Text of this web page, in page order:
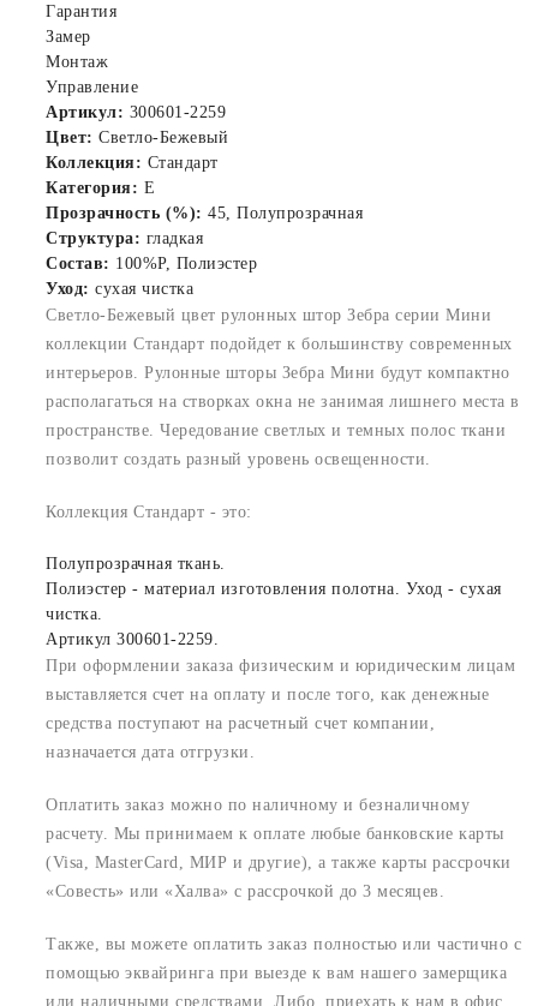
Гарантия
Замер
Монтаж
Управление
Артикул: 300601-2259
Цвет: Светло-Бежевый
Коллекция: Стандарт
Категория: E
Прозрачность (%): 45, Полупрозрачная
Структура: гладкая
Состав: 100%P, Полиэстер
Уход: сухая чистка
Светло-Бежевый цвет рулонных штор Зебра серии Мини
коллекции Стандарт подойдет к большинству современных
интерьеров. Рулонные шторы Зебра Мини будут компактно
располагаться на створках окна не занимая лишнего места в
пространстве. Чередование светлых и темных полос ткани
позволит создать разный уровень освещенности.
Коллекция Стандарт - это:
Полупрозрачная ткань.
Полиэстер - материал изготовления полотна. Уход - сухая
чистка.
Артикул 300601-2259.
При оформлении заказа физическим и юридическим лицам
выставляется счет на оплату и после того, как денежные
средства поступают на расчетный счет компании,
назначается дата отгрузки.
Оплатить заказ можно по наличному и безналичному
расчету. Мы принимаем к оплате любые банковские карты
(Visa, MasterCard, МИР и другие), а также карты рассрочки
«Совесть» или «Халва» с рассрочкой до 3 месяцев.
Также, вы можете оплатить заказ полностью или частично с
помощью эквайринга при выезде к вам нашего замерщика
или наличными средствами. Либо, приехать к нам в офис